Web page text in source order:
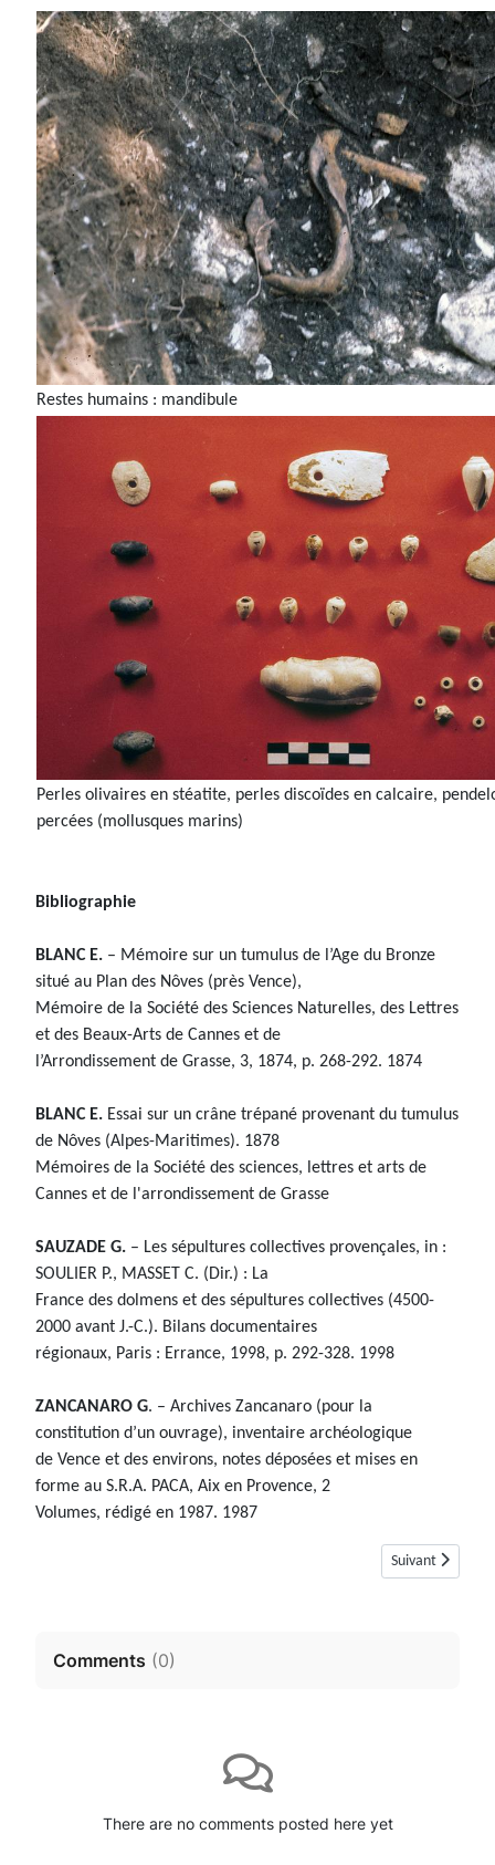
Restes humains : mandibule
Perles olivaires en stéatite, perles discoïdes en calcaire,
percées (mollusques marins)
Bibliographie
BLANC E. – Mémoire sur un tumulus de l’Age du Bronze
situé au Plan des Nôves (près Vence),
Mémoire de la Société des Sciences Naturelles, des Lettres
et des Beaux-Arts de Cannes et de
l’Arrondissement de Grasse, 3, 1874, p. 268-292. 1874
BLANC E. Essai sur un crâne trépané provenant du tumulus
de Nôves (Alpes-Maritimes). 1878
Mémoires de la Société des sciences, lettres et arts de
Cannes et de l'arrondissement de Grasse
SAUZADE G. – Les sépultures collectives provençales, in :
SOULIER P., MASSET C. (Dir.) : La
France des dolmens et des sépultures collectives (4500-
2000 avant J.-C.). Bilans documentaires
régionaux, Paris : Errance, 1998, p. 292-328. 1998
ZANCANARO G. – Archives Zancanaro (pour la
constitution d’un ouvrage), inventaire archéologique
de Vence et des environs, notes déposées et mises en
forme au S.R.A. PACA, Aix en Provence, 2
Volumes, rédigé en 1987. 1987
Article suivant :
Suivant
Comments (0)
There are no comments posted here yet